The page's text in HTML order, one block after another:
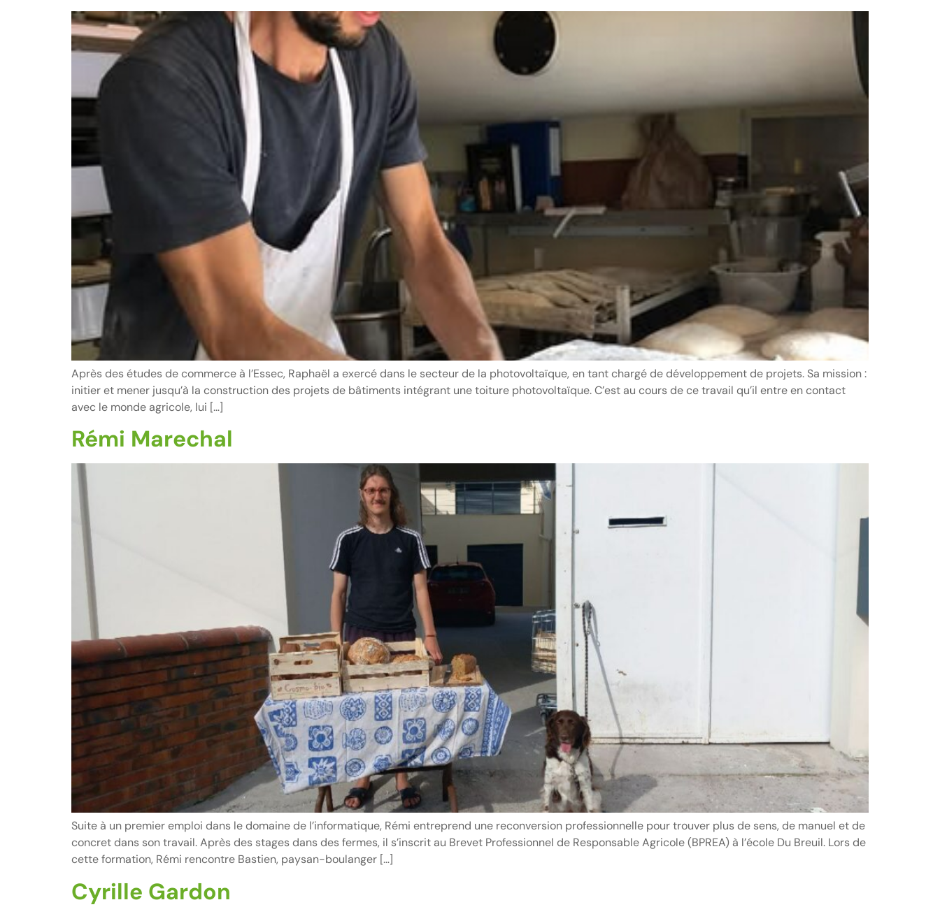
Après des études de commerce à l’Essec, Raphaël a exercé dans le secteur de la photovoltaïque, en tant chargé de développement de projets. Sa mission :
initier et mener jusqu’à la construction des projets de bâtiments intégrant une toiture photovoltaïque. C’est au cours de ce travail qu’il entre en contact
avec le monde agricole, lui […]
Rémi Marechal
Suite à un premier emploi dans le domaine de l’informatique, Rémi entreprend une reconversion professionnelle pour trouver plus de sens, de manuel et de
concret dans son travail. Après des stages dans des fermes, il s’inscrit au Brevet Professionnel de Responsable Agricole (BPREA) à l’école Du Breuil. Lors de
cette formation, Rémi rencontre Bastien, paysan-boulanger […]
Cyrille Gardon